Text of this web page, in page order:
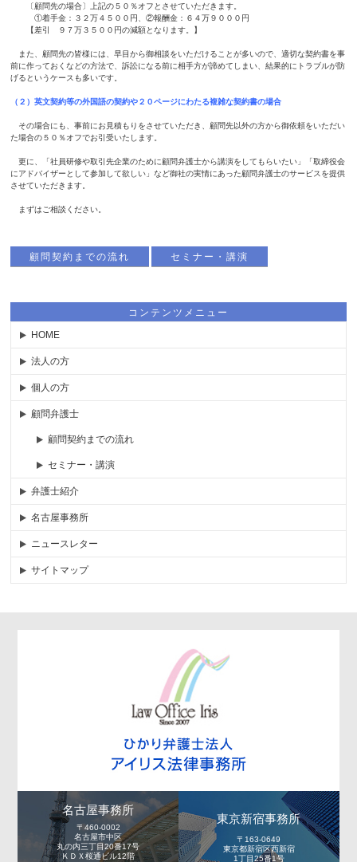
〔顧問先の場合〕上記の５０％オフとさせていただきます。
①着手金：３２万４５００円、②報酬金：６４万９０００円
【差引 ９７万３５００円の減額となります。】
また、顧問先の皆様には、早目から御相談をいただけることが多いので、適切な契約書を事
前に作っておくなどの方法で、訴訟になる前に相手方が諦めてしまい、結果的にトラブルが防
げるというケースも多いです。
（２）英文契約等の外国語の契約や２０ページにわたる複雑な契約書の場合
その場合にも、事前にお見積もりをさせていただき、顧問先以外の方から御依頼をいただい
た場合の５０％オフでお引受いたします。
更に、「社員研修や取引先企業のために顧問弁護士から講演をしてもらいたい」「取締役会
にアドバイザーとして参加して欲しい」など御社の実情にあった顧問弁護士のサービスを提供
させていただきます。
まずはご相談ください。
顧問契約までの流れ セミナー・講演
コンテンツメニュー
HOME
法人の方
個人の方
顧問弁護士
顧問契約までの流れ
セミナー・講演
弁護士紹介
名古屋事務所
ニュースレター
サイトマップ
名古屋事務所
〒460-0002
名古屋市中区
丸の内三丁目20番17号
ＫＤＸ桜通ビル12階
東京新宿事務所
〒163-0649
東京都新宿区西新宿
1丁目25番1号